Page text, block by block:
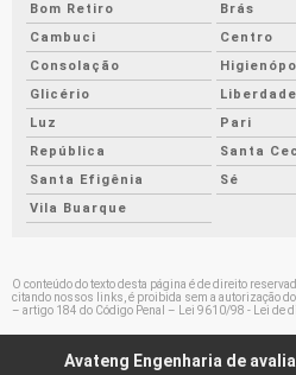
Bom Retiro
Brás
Cambuci
Centro
Consolação
Glicério
Liberdade
Luz
Pari
República
Santa
Santa Efigênia
Sé
Vila Buarque
O conteúdo do texto desta página é de direito
citando nossos links, é proibida sem a autorização
– artigo 184 do Código Penal –
Lei 9610/98 - Lei de
Avateng Engenharia de